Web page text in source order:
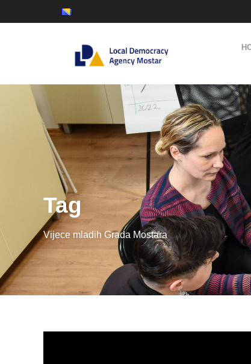
Tag
Vijece mladih Grada Mostara